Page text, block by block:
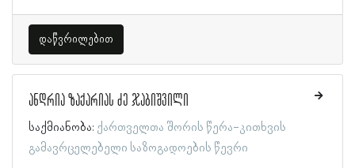
დაწვრილებით
ანდრია ზაქარიას ძე ჯაბიშვილი
საქმიანობა: ქართველთა შორის წერა-კითხვის
გამავრცელებელი საზოგადოების წევრი